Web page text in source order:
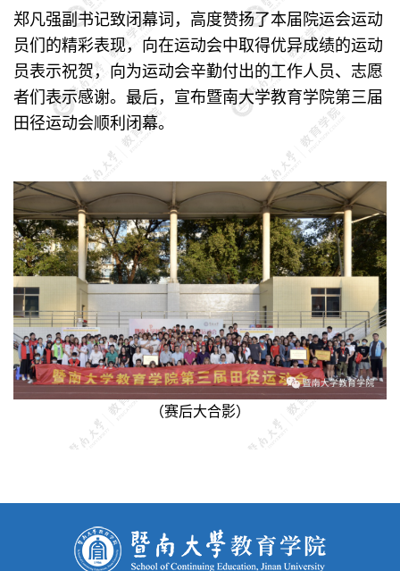
郑凡强副书记致闭幕词，高度赞扬了本届院运会运动
员们的精彩表现，向在运动会中取得优异成绩的运动
员表示祝贺，向为运动会辛勤付出的工作人员、志愿
者们表示感谢。最后，宣布暨南大学教育学院第三届
田径运动会顺利闭幕。
（赛后大合影）